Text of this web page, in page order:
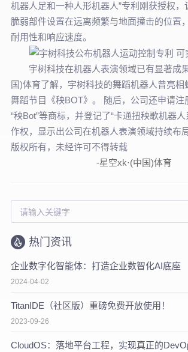
机器人足和一种人形机器人”专利刚获授权
脆弱部件设置在远离频繁与地面撞击的位置
耐用性和响应速度。
宇树科技在机器人表演领域已有显著成
国)体育了解，宇树科技的舞蹈机器人曾亮相
舞蹈节目《秧BOT》。 随后，公司还申请注
“秧Bot”等商标，并登记了“卡通扭秧歌机器
作权，显示出公司在机器人表演领域持续布
版权所有，未经许可不得转载
-星空xk·(中国)体育
热门资讯
企业数字化智能体：打造企业数智化AI底座
2024-04-02
TitanIDE（社区版）重磅免费开放使用！
2023-09-26
CloudOS：落地平台工程，实现真正的